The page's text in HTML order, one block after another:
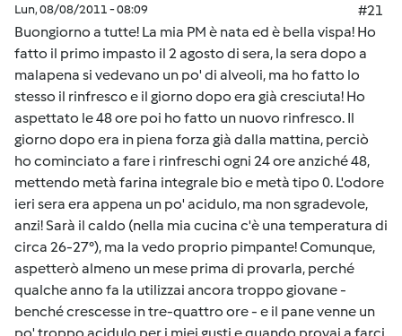
Lun, 08/08/2011 - 08:09
#21
Buongiorno a tutte! La mia PM è nata ed è bella vispa! Ho
fatto il primo impasto il 2 agosto di sera, la sera dopo a
malapena si vedevano un po' di alveoli, ma ho fatto lo
stesso il rinfresco e il giorno dopo era già cresciuta! Ho
aspettato le 48 ore poi ho fatto un nuovo rinfresco. Il
giorno dopo era in piena forza già dalla mattina, perciò
ho cominciato a fare i rinfreschi ogni 24 ore anziché 48,
mettendo metà farina integrale bio e metà tipo 0. L'odore
ieri sera era appena un po' acidulo, ma non sgradevole,
anzi! Sarà il caldo (nella mia cucina c'è una temperatura di
circa 26-27°), ma la vedo proprio pimpante! Comunque,
aspetterò almeno un mese prima di provarla, perché
qualche anno fa la utilizzai ancora troppo giovane -
benché crescesse in tre-quattro ore - e il pane venne un